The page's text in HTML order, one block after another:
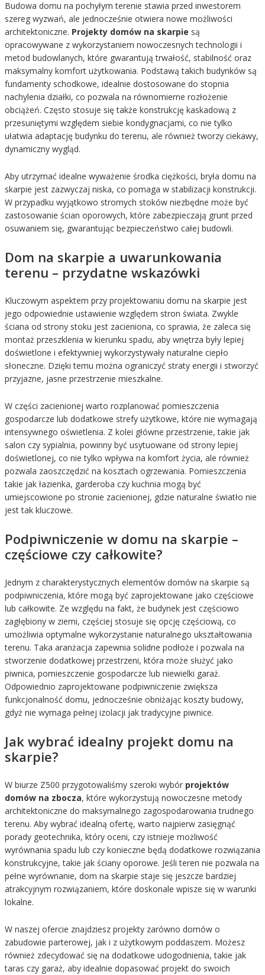
Budowa domu na pochyłym terenie stawia przed inwestorem
szereg wyzwań, ale jednocześnie otwiera nowe możliwości
architektoniczne. Projekty domów na skarpie są
opracowywane z wykorzystaniem nowoczesnych technologii i
metod budowlanych, które gwarantują trwałość, stabilność oraz
maksymalny komfort użytkowania. Podstawą takich budynków są
fundamenty schodkowe, idealnie dostosowane do stopnia
nachylenia działki, co pozwala na równomierne rozłożenie
obciążeń. Często stosuje się także konstrukcję kaskadową z
przesuniętymi względem siebie kondygnacjami, co nie tylko
ułatwia adaptację budynku do terenu, ale również tworzy ciekawy,
dynamiczny wygląd.
Aby utrzymać idealne wyważenie środka ciężkości, bryła domu na
skarpie jest zazwyczaj niska, co pomaga w stabilizacji konstrukcji.
W przypadku wyjątkowo stromych stoków niezbędne może być
zastosowanie ścian oporowych, które zabezpieczają grunt przed
osuwaniem się, gwarantując bezpieczeństwo całej budowli.
Dom na skarpie a uwarunkowania
terenu – przydatne wskazówki
Kluczowym aspektem przy projektowaniu domu na skarpie jest
jego odpowiednie ustawienie względem stron świata. Zwykle
ściana od strony stoku jest zacieniona, co sprawia, że zaleca się
montaż przeszklenia w kierunku spadu, aby wnętrza były lepiej
doświetlone i efektywniej wykorzystywały naturalne ciepło
słoneczne. Dzięki temu można ograniczyć straty energii i stworzyć
przyjazne, jasne przestrzenie mieszkalne.
W części zacienionej warto rozplanować pomieszczenia
gospodarcze lub dodatkowe strefy użytkowe, które nie wymagają
intensywnego oświetlenia. Z kolei główne przestrzenie, takie jak
salon czy sypialnia, powinny być usytuowane od strony lepiej
doświetlonej, co nie tylko wpływa na komfort życia, ale również
pozwala zaoszczędzić na kosztach ogrzewania. Pomieszczenia
takie jak łazienka, garderoba czy kuchnia mogą być
umiejscowione po stronie zacienionej, gdzie naturalne światło nie
jest tak kluczowe.
Podpiwniczenie w domu na skarpie –
częściowe czy całkowite?
Jednym z charakterystycznych elementów domów na skarpie są
podpiwniczenia, które mogą być zaprojektowane jako częściowe
lub całkowite. Ze względu na fakt, że budynek jest częściowo
zagłębiony w ziemi, częściej stosuje się opcję częściową, co
umożliwia optymalne wykorzystanie naturalnego ukształtowania
terenu. Taka aranżacja zapewnia solidne podłoże i pozwala na
stworzenie dodatkowej przestrzeni, która może służyć jako
piwnica, pomieszczenie gospodarcze lub niewielki garaż.
Odpowiednio zaprojektowane podpiwniczenie zwiększa
funkcjonalność domu, jednocześnie obniżając koszty budowy,
gdyż nie wymaga pełnej izolacji jak tradycyjne piwnice.
Jak wybrać idealny projekt domu na
skarpie?
W biurze Z500 przygotowaliśmy szeroki wybór projektów
domów na zbocza, które wykorzystują nowoczesne metody
architektoniczne do maksymalnego zagospodarowania trudnego
terenu. Aby wybrać idealną ofertę, warto najpierw zasięgnąć
porady geotechnika, który oceni, czy istnieje możliwość
wyrównania spadu lub czy konieczne będą dodatkowe rozwiązania
konstrukcyjne, takie jak ściany oporowe. Jeśli teren nie pozwala na
pełne wyrównanie, dom na skarpie staje się jeszcze bardziej
atrakcyjnym rozwiązaniem, które doskonale wpisze się w warunki
lokalne.
W naszej ofercie znajdziesz projekty zarówno domów o
zabudowie parterowej, jak i z użytkowym poddaszem. Możesz
również zdecydować się na dodatkowe udogodnienia, takie jak
taras czy garaż, aby idealnie dopasować projekt do swoich